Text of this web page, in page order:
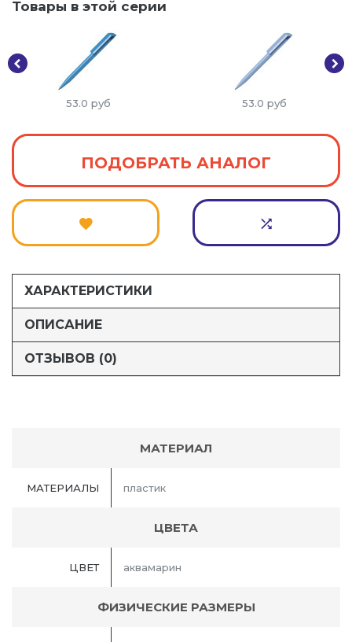
Товары в этой серии
53.0 руб 53.0 руб
ПОДОБРАТЬ АНАЛОГ
ХАРАКТЕРИСТИКИ
ОПИСАНИЕ
ОТЗЫВОВ (0)
МАТЕРИАЛ
МАТЕРИАЛЫ пластик
ЦВЕТА
ЦВЕТ аквамарин
ФИЗИЧЕСКИЕ РАЗМЕРЫ